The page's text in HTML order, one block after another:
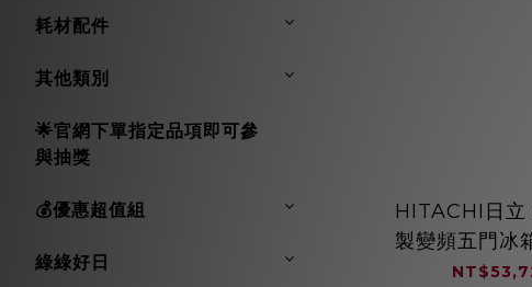
耗材配件
其他類別
🌟官網下單指定品項即可參
與抽獎
💰優惠超值組
綠綠好日
HITACHI日立
製變頻五門冰
冷卻系統